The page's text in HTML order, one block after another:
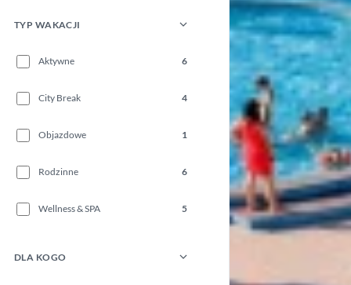
TYP WAKACJI
Aktywne 6
City Break 4
Objazdowe 1
Rodzinne 6
Wellness & SPA 5
DLA KOGO